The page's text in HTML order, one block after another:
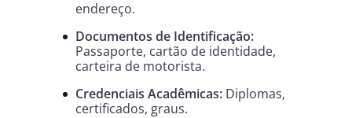
endereço.
Documentos de Identificação:
Passaporte, cartão de identidade,
carteira de motorista.
Credenciais Acadêmicas: Diplomas,
certificados, graus.